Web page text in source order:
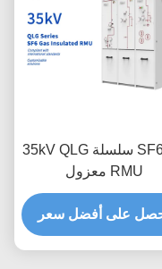
35kV QLG سلسلة SF6 غاز
معزول RMU
على أفضل سعر